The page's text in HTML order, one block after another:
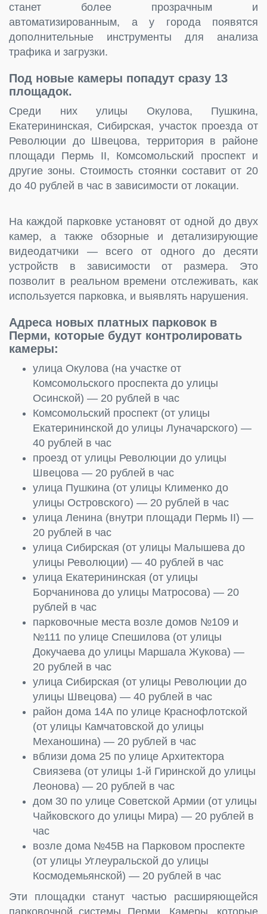
станет более прозрачным и
автоматизированным, а у города появятся
дополнительные инструменты для анализа
трафика и загрузки.
Под новые камеры попадут сразу 13
площадок.
Среди них улицы Окулова, Пушкина,
Екатерининская, Сибирская, участок проезда от
Революции до Швецова, территория в районе
площади Пермь II, Комсомольский проспект и
другие зоны. Стоимость стоянки составит от 20
до 40 рублей в час в зависимости от локации.
На каждой парковке установят от одной до двух
камер, а также обзорные и детализирующие
видеодатчики — всего от одного до десяти
устройств в зависимости от размера. Это
позволит в реальном времени отслеживать, как
используется парковка, и выявлять нарушения.
Адреса новых платных парковок в
Перми, которые будут контролировать
камеры:
улица Окулова (на участке от
Комсомольского проспекта до улицы
Осинской) — 20 рублей в час
Комсомольский проспект (от улицы
Екатерининской до улицы Луначарского) —
40 рублей в час
проезд от улицы Революции до улицы
Швецова — 20 рублей в час
улица Пушкина (от улицы Клименко до
улицы Островского) — 20 рублей в час
улица Ленина (внутри площади Пермь II) —
20 рублей в час
улица Сибирская (от улицы Малышева до
улицы Революции) — 40 рублей в час
улица Екатерининская (от улицы
Борчанинова до улицы Матросова) — 20
рублей в час
парковочные места возле домов №109 и
№111 по улице Спешилова (от улицы
Докучаева до улицы Маршала Жукова) —
20 рублей в час
улица Сибирская (от улицы Революции до
улицы Швецова) — 40 рублей в час
район дома 14А по улице Краснофлотской
(от улицы Камчатовской до улицы
Механошина) — 20 рублей в час
вблизи дома 25 по улице Архитектора
Свиязева (от улицы 1-й Гиринской до улицы
Леонова) — 20 рублей в час
дом 30 по улице Советской Армии (от улицы
Чайковского до улицы Мира) — 20 рублей в
час
возле дома №45В на Парковом проспекте
(от улицы Углеуральской до улицы
Космодемьянской) — 20 рублей в час
Эти площадки станут частью расширяющейся
парковочной системы Перми. Камеры, которые